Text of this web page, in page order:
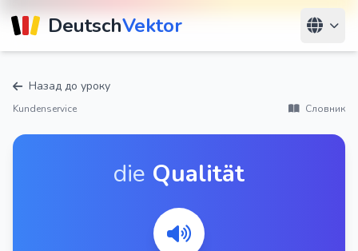
DeutschVektor
Назад до уроку
Kundenservice Словник
die Qualität